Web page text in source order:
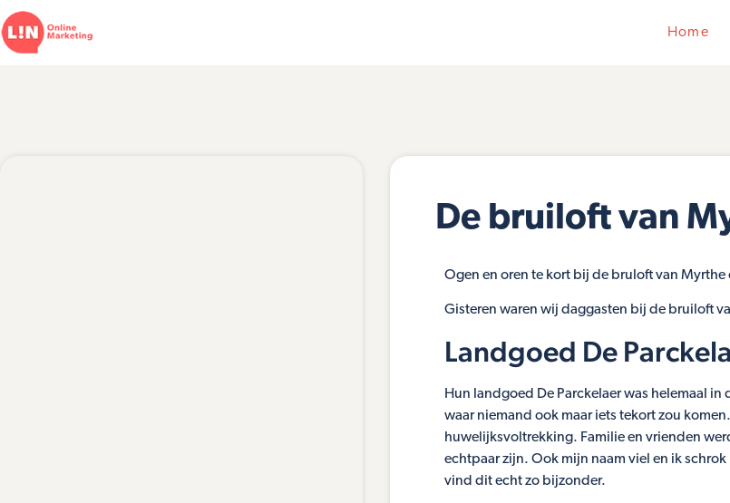
Home
De bruiloft van
Ogen en oren te kort bij de bruloft van Myrthe
Gisteren waren wij daggasten bij de bruiloft
Landgoed De
Hun landgoed De Parckelaer was helemaal
waar niemand ook maar iets tekort zou
huwelijksvoltrekking. Familie en vrienden
echtpaar zijn. Ook mijn naam viel en ik
vind dit echt zo bijzonder.